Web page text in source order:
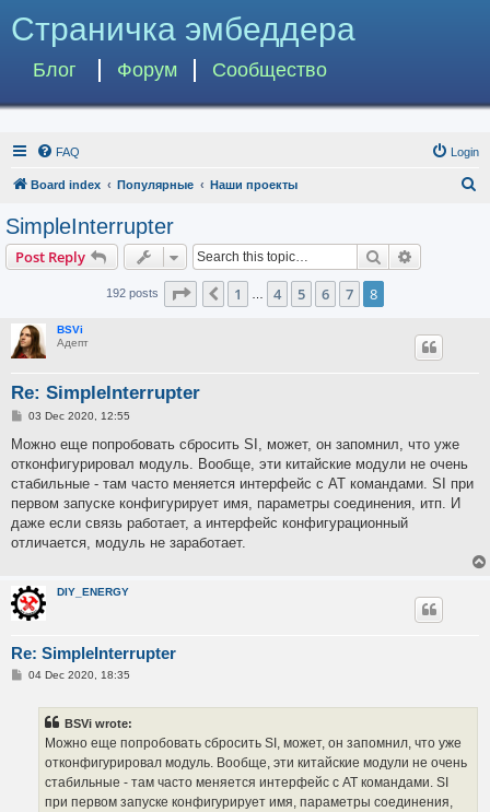
Страничка эмбеддера
Блог Форум Сообщество
FAQ Login
Board index Популярные Наши проекты
SimpleInterrupter
Post Reply Search
192 posts Page of8
Previous
1 4 5 6 7 8
BSVi
Адепт
Re: SimpleInterrupter
P
s
03 Dec 2020, 12:55
Можно еще попробовать сбросить SI, может, он запомнил, что уже
отконфигурировал модуль. Вообще, эти китайские модули не очень
стабильные - там часто меняется интерфейс с AT командами. SI при
первом запуске конфигурирует имя, параметры соединения, итп. И
даже если связь работает, а интерфейс конфигурационный
отличается, модуль не заработает.
DIY_ENERGY
Re: SimpleInterrupter
P04 Dec 2020, 18:35
BSVi wrote:
Можно еще попробовать сбросить SI, может, он запомнил, что уже
отконфигурировал модуль. Вообще, эти китайские модули не очень
стабильные - там часто меняется интерфейс с AT командами. SI
при первом запуске конфигурирует имя, параметры соединения,